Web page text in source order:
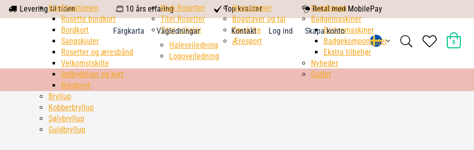
Levering til tiden calendar
10 års erfaring
check
mark
Top kvalitet
mobile
pay
Betal med MobilePay
Färgkarta
Vägledningar
Halevejledning
Logovejledning
Kontakt Log ind
Skapa konto
search heart
light
0
Konfirmationen
Rosette bordkort
Bordkort
Sangskjuler
Rosetter og æresbånd
Velkomstskilte
Indbydelser og kort
Bordpynt
Bryllup
Kobberbryllup
Sølvbryllup
Guldbryllup
Klub Rosetter
Titel Rosetter
Titel pokaler
Husnummer
Bogstaver og tal
Dørskilte
Æresport
Hundetegn
Badgemaskiner
Badgemaskiner
Badgekomponenter
Ekstra tilbehør
Nyheder
Outlet